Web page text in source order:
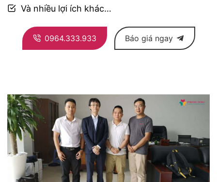
Và nhiều lợi ích khác…
0964.333.933 Báo giá ngay